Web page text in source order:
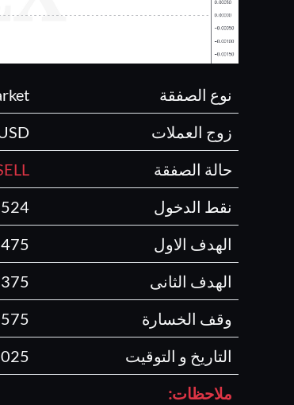
نوع الصفقة
زوج العملات
حالة الصفقة
نقط الدخول
الهدف الاول
الهدف الثانى
وقف الخسارة
التاريخ و التوقيت
AM
ملاحظات: